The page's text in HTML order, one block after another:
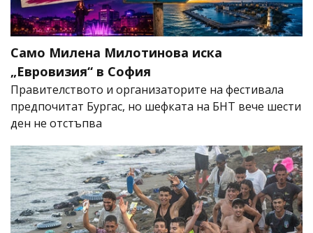
Само Милена Милотинова иска
„Евровизия“ в София
Правителството и организаторите на фестивала
предпочитат Бургас, но шефката на БНТ вече шести
ден не отстъпва